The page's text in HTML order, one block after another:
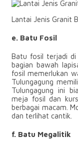
Lantai Jenis Granit
e. Batu Fosil
Batu fosil terjadi di
bagian bawah
fosil memerlukan
Tulungagung
Tulungagung ini
meja fosil dan
berbagai macam.
dan terlihat cantik.
f. Batu Megalitik